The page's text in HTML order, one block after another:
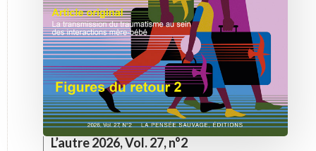
L’autre 2026, Vol. 27, n°2